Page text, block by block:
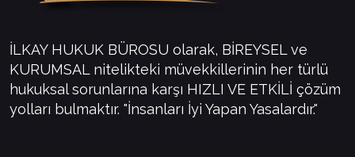
İLKAY HUKUK BÜROSU olarak, BİREYSEL ve
KURUMSAL nitelikteki müvekkillerinin her türlü
hukuksal sorunlarına karşı HIZLI VE ETKİLİ çözüm
yolları bulmaktır. "İnsanları İyi Yapan Yasalardır."